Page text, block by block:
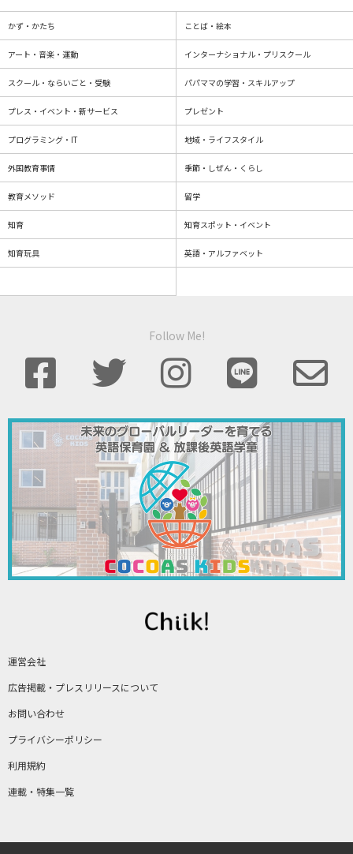
運営会社
広告掲載・プレスリリースについて
お問い合わせ
プライバシーポリシー
利用規約
連載・特集一覧
かず・かたち ことば・絵本
アート・音楽・運動 インターナショナル・プリスクール
スクール・ならいごと・受験 パパママの学習・スキルアップ
プレス・イベント・新サービス プレゼント
プログラミング・IT 地域・ライフスタイル
外国教育事情 季節・しぜん・くらし
教育メソッド 留学
知育 知育スポット・イベント
知育玩具 英語・アルファベット
Follow Me!